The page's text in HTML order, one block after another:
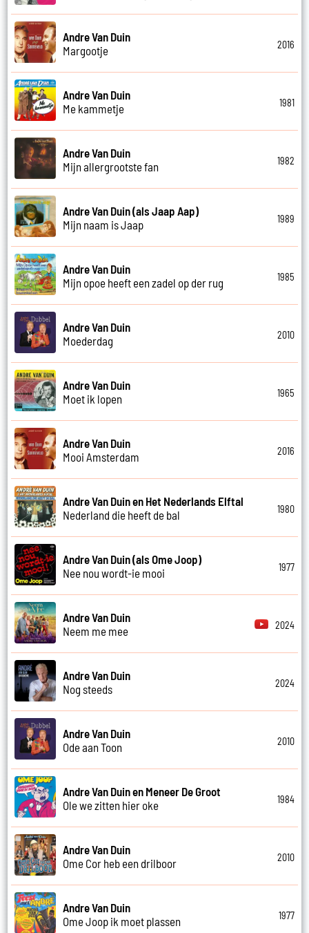
Andre Van Duin
Margootje
2016
Andre Van Duin
Me kammetje
1981
Andre Van Duin
Mijn allergrootste fan
1982
Andre Van Duin (als Jaap Aap)
Mijn naam is Jaap
1989
Andre Van Duin
Mijn opoe heeft een zadel op der rug
1985
Andre Van Duin
Moederdag
2010
Andre Van Duin
Moet ik lopen
1965
Andre Van Duin
Mooi Amsterdam
2016
Andre Van Duin en Het Nederlands Elftal
Nederland die heeft de bal
1980
Andre Van Duin (als Ome Joop)
Nee nou wordt-ie mooi
1977
Andre Van Duin
Neem me mee
2024
Andre Van Duin
Nog steeds
2024
Andre Van Duin
Ode aan Toon
2010
Andre Van Duin en Meneer De Groot
Ole we zitten hier oke
1984
Andre Van Duin
Ome Cor heb een drilboor
2010
Andre Van Duin
Ome Joop ik moet plassen
1977